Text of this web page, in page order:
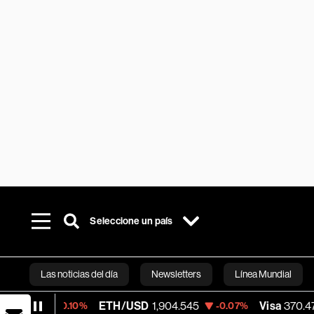
Seleccione un país
Las noticias del día Newsletters Línea Mundial
Bloomberg
ETH/USD 1,904.545 -0.07% Visa 370.47